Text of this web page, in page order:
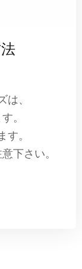
は、
。
。
下さい。